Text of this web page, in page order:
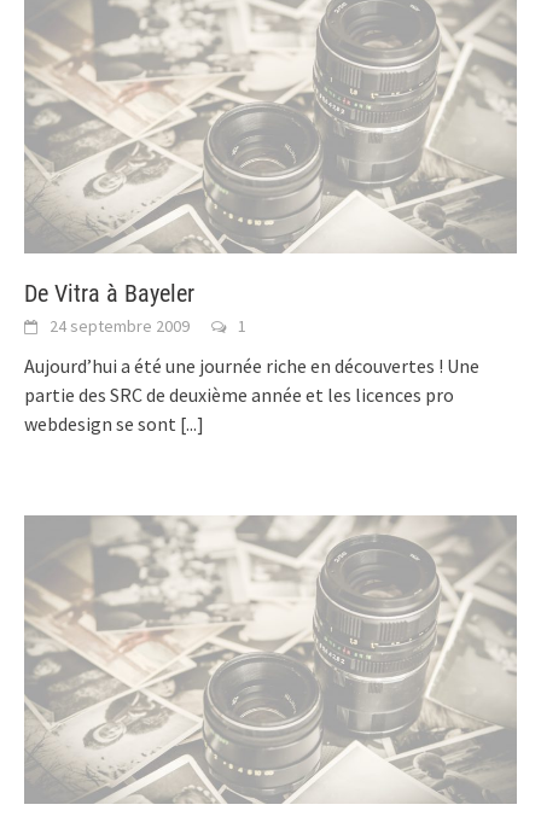
De Vitra à Bayeler
24 septembre 2009 1
Aujourd’hui a été une journée riche en découvertes ! Une
partie des SRC de deuxième année et les licences pro
webdesign se sont [...]